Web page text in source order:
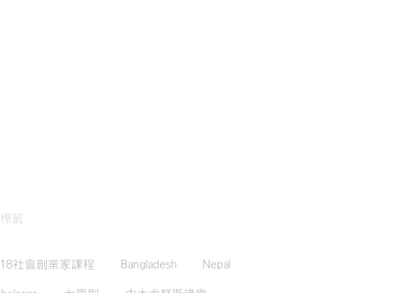
籤
社會創業家課程 Bangladesh Nepal